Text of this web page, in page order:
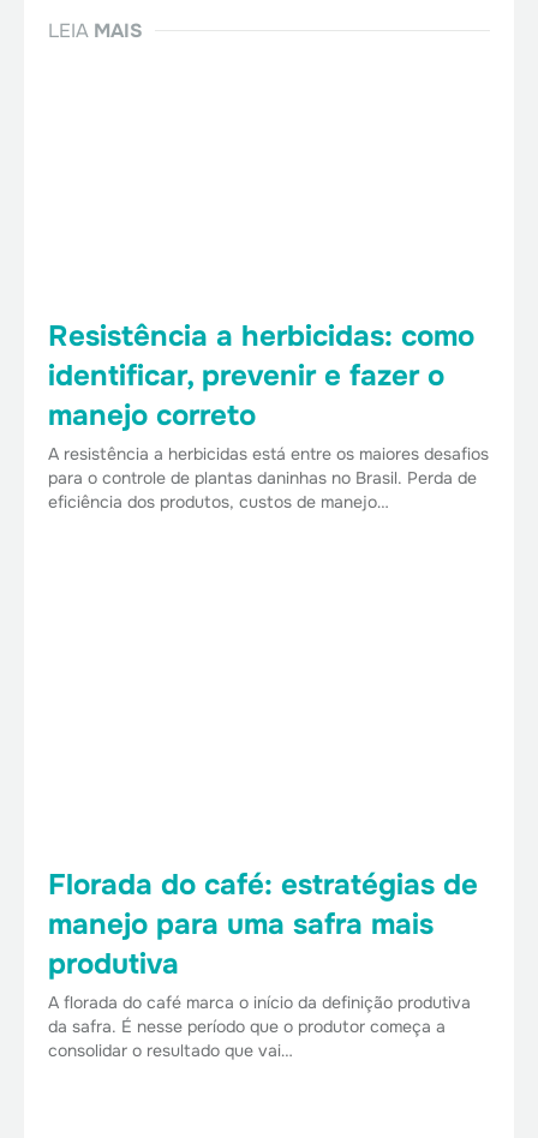
LEIA MAIS
Resistência a herbicidas: como
identificar, prevenir e fazer o
manejo correto
A resistência a herbicidas está entre os maiores desafios
para o controle de plantas daninhas no Brasil. Perda de
eficiência dos produtos, custos de manejo…
Florada do café: estratégias de
manejo para uma safra mais
produtiva
A florada do café marca o início da definição produtiva
da safra. É nesse período que o produtor começa a
consolidar o resultado que vai…